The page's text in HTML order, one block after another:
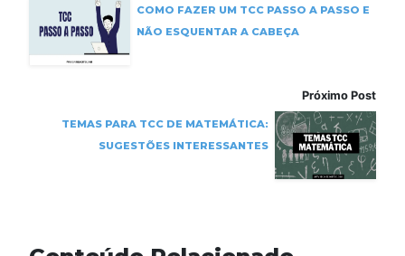
COMO FAZER UM TCC PASSO A PASSO E
NÃO ESQUENTAR A CABEÇA
Próximo Post
TEMAS PARA TCC DE MATEMÁTICA:
SUGESTÕES INTERESSANTES